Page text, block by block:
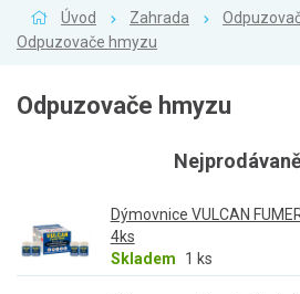
Úvod Zahrada
Odpuzovače hmyzu
Odpuzovače hmyzu
Dýmovnice VULCAN
4ks
Skladem
1 ks